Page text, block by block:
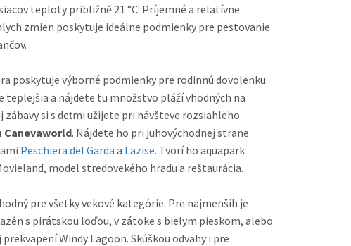
teploty približně 21 °C. Príjemné a relatívne
pestovanie
poskytuje výborné podmienky pre rodinnú dovolenku.
teplejšia a nájdete tu množstvo pláží vhodných na
zábavy si s deťmi užijete pri návšteve rozsiahleho
Canevaworld. Nájdete ho pri juhovýchodnej strane
Peschiera del Garda a Lazise. Tvorí ho aquapark
model stredovekého hradu a reštaurácia.
pre všetky vekové kategórie. Pre najmenšíh je
s pirátskou loďou, v zátoke s bielym pieskom, alebo